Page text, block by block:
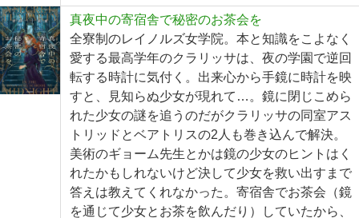
真夜中の寄宿舎で秘密のお茶会を
全寮制のレイノルズ女学院。本と知識をこよなく
愛する最高学年のクラリッサは、夜の学園で逆回
転する時計に気付く。出来心から手鏡に時計を映
すと、見知らぬ少女が現れて…。鏡に閉じこめら
れた少女の謎を追うのだがクラリッサの同室アス
トリッドとベアトリスの2人も巻き込んで解決。
美術のギョーム先生とかは鏡の少女のヒントはく
れたかもしれないけど決して少女を救い出すまで
答えは教えてくれなかった。寄宿舎でお茶会（鏡
を通じて少女とお茶を飲んだり）していたから、